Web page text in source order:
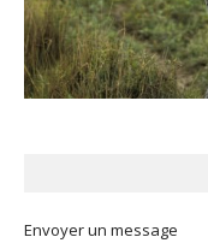
Envoyer un message